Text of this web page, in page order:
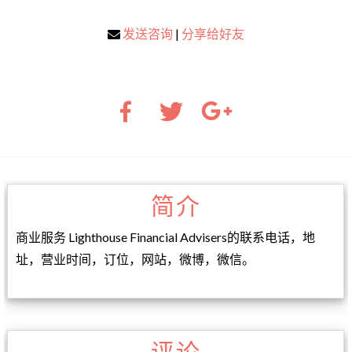
发送咨询 | 分享给好友
简介
商业服务 Lighthouse Financial Advisers的联系电话，地
址，营业时间，订位，网站，微博，微信。